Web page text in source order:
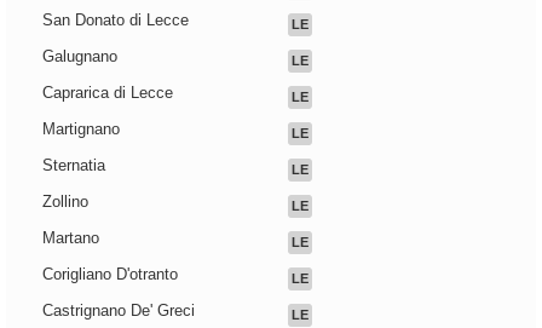
San Donato di Lecce LE
Galugnano LE
Caprarica di Lecce LE
Martignano LE
Sternatia LE
Zollino LE
Martano LE
Corigliano D'otranto LE
Castrignano De' Greci LE